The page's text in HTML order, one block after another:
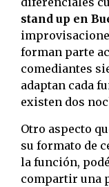
stand up en
forman parte
comediantes
adaptan cada
existen dos
Otro aspecto
su formato de
la función,
compartir una